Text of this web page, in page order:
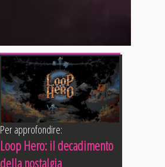
Per approfondire:
Loop Hero: il decadimento
della nostalgia